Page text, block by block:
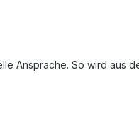
Ansprache. So wird aus